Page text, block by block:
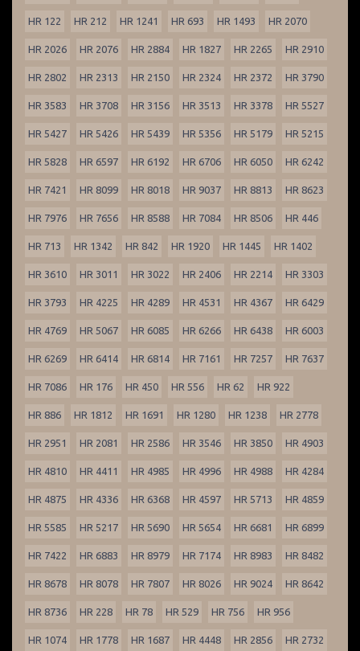
HR 122 HR 212 HR 1241 HR 693 HR 1493 HR 2070
HR 2026 HR 2076 HR 2884 HR 1827 HR 2265 HR 2910
HR 2802 HR 2313 HR 2150 HR 2324 HR 2372 HR 3790
HR 3583 HR 3708 HR 3156 HR 3513 HR 3378 HR 5527
HR 5427 HR 5426 HR 5439 HR 5356 HR 5179 HR 5215
HR 5828 HR 6597 HR 6192 HR 6706 HR 6050 HR 6242
HR 7421 HR 8099 HR 8018 HR 9037 HR 8813 HR 8623
HR 7976 HR 7656 HR 8588 HR 7084 HR 8506 HR 446
HR 713 HR 1342 HR 842 HR 1920 HR 1445 HR 1402
HR 3610 HR 3011 HR 3022 HR 2406 HR 2214 HR 3303
HR 3793 HR 4225 HR 4289 HR 4531 HR 4367 HR 6429
HR 4769 HR 5067 HR 6085 HR 6266 HR 6438 HR 6003
HR 6269 HR 6414 HR 6814 HR 7161 HR 7257 HR 7637
HR 7086 HR 176 HR 450 HR 556 HR 62 HR 922
HR 886 HR 1812 HR 1691 HR 1280 HR 1238 HR 2778
HR 2951 HR 2081 HR 2586 HR 3546 HR 3850 HR 4903
HR 4810 HR 4411 HR 4985 HR 4996 HR 4988 HR 4284
HR 4875 HR 4336 HR 6368 HR 4597 HR 5713 HR 4859
HR 5585 HR 5217 HR 5690 HR 5654 HR 6681 HR 6899
HR 7422 HR 6883 HR 8979 HR 7174 HR 8983 HR 8482
HR 8678 HR 8078 HR 7807 HR 8026 HR 9024 HR 8642
HR 8736 HR 228 HR 78 HR 529 HR 756 HR 956
HR 1074 HR 1778 HR 1687 HR 4448 HR 2856 HR 2732